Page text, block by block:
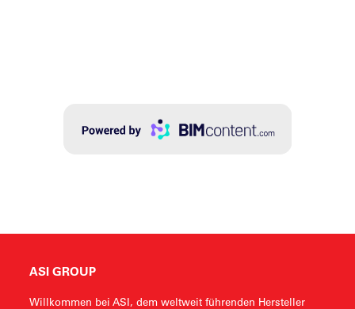
ASI GROUP
Willkommen bei ASI, dem weltweit führenden Hersteller